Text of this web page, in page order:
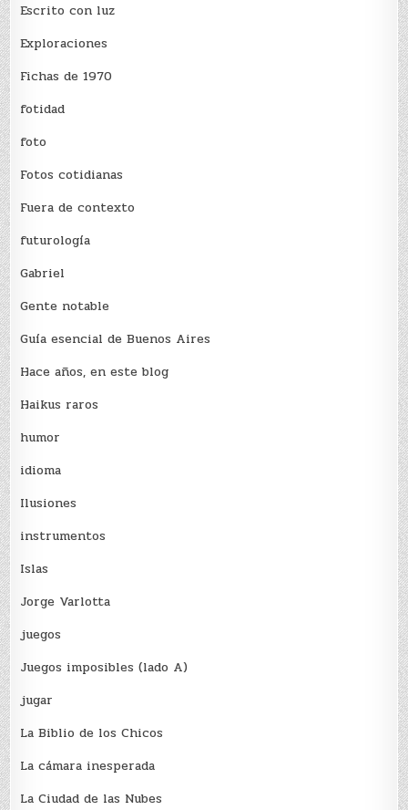
Escrito con luz
Exploraciones
Fichas de 1970
fotidad
foto
Fotos cotidianas
Fuera de contexto
futurología
Gabriel
Gente notable
Guía esencial de Buenos Aires
Hace años, en este blog
Haikus raros
humor
idioma
Ilusiones
instrumentos
Islas
Jorge Varlotta
juegos
Juegos imposibles (lado A)
jugar
La Biblio de los Chicos
La cámara inesperada
La Ciudad de las Nubes